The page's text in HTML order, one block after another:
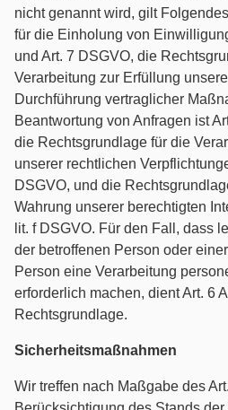
nicht genannt wird, gilt
für die Einholung von
und Art. 7 DSGVO, die
Verarbeitung zur Erfüllung
Durchführung vertraglicher
Beantwortung von Anfragen ist
die Rechtsgrundlage für die
unserer rechtlichen
DSGVO, und die
Wahrung unserer berechtigten
lit. f DSGVO. Für den Fall, dass
der betroffenen Person oder
Person eine Verarbeitung
erforderlich machen, dient Art. 6
Rechtsgrundlage.
Sicherheitsmaßnahmen
Wir treffen nach Maßgabe des